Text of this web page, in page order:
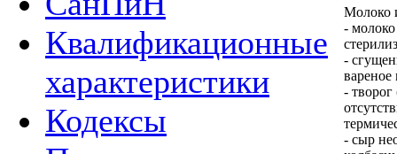
Квалификационные
характеристики
Кодексы
Молоко
-
-
вареное
-
- сыр